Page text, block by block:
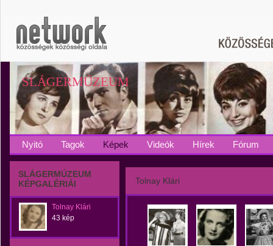
SLÁGERMÚZEUM
Nyitó Tagok Képek Videók Hírek Fórum
SLÁGERMÚZEUM
KÉPGALÉRIÁI
Tolnay Klári
43 kép
Tolnay Klári